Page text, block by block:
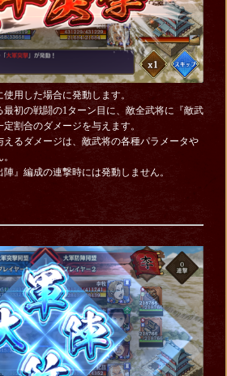
用した場合に発動します。
最初の戦闘の1ターン目に、敵全武将に『敵武
割合のダメージを与えます。
えるダメージは、敵武将の各種パラメータや
』編成の連撃時には発動しません。